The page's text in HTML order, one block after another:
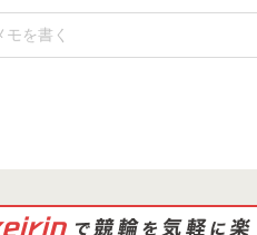
モを書く